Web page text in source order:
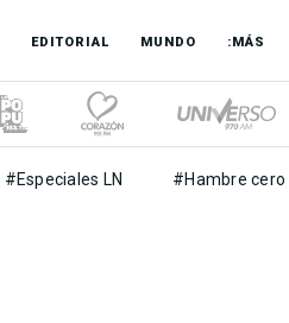
EDITORIAL MUNDO :MÁS
#Especiales LN #Hambre cero